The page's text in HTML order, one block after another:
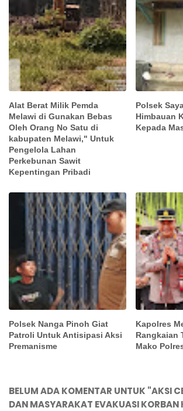
Alat Berat Milik Pemda
Melawi di Gunakan Bebas
Oleh Orang No Satu di
kabupaten Melawi," Untuk
Pengelola Lahan
Perkebunan Sawit
Kepentingan Pribadi
Polsek
Himbauan
Kepada
Polsek Nanga Pinoh Giat
Patroli Untuk Antisipasi Aksi
Premanisme
Kapolres
Rangkaian
Mako
BELUM ADA KOMENTAR UNTUK "AKSI
DAN MASYARAKAT EVAKUASI KORBAN